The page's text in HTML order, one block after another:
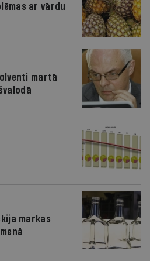
ar vārdu
martā
markas